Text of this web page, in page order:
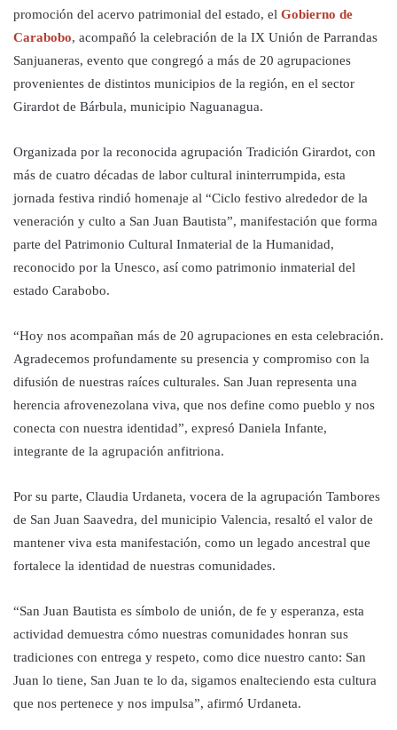
promoción del acervo patrimonial del estado, el Gobierno de
Carabobo, acompañó la celebración de la IX Unión de Parrandas
Sanjuaneras, evento que congregó a más de 20 agrupaciones
provenientes de distintos municipios de la región, en el sector
Girardot de Bárbula, municipio Naguanagua.
Organizada por la reconocida agrupación Tradición Girardot, con
más de cuatro décadas de labor cultural ininterrumpida, esta
jornada festiva rindió homenaje al “Ciclo festivo alrededor de la
veneración y culto a San Juan Bautista”, manifestación que forma
parte del Patrimonio Cultural Inmaterial de la Humanidad,
reconocido por la Unesco, así como patrimonio inmaterial del
estado Carabobo.
“Hoy nos acompañan más de 20 agrupaciones en esta celebración.
Agradecemos profundamente su presencia y compromiso con la
difusión de nuestras raíces culturales. San Juan representa una
herencia afrovenezolana viva, que nos define como pueblo y nos
conecta con nuestra identidad”, expresó Daniela Infante,
integrante de la agrupación anfitriona.
Por su parte, Claudia Urdaneta, vocera de la agrupación Tambores
de San Juan Saavedra, del municipio Valencia, resaltó el valor de
mantener viva esta manifestación, como un legado ancestral que
fortalece la identidad de nuestras comunidades.
“San Juan Bautista es símbolo de unión, de fe y esperanza, esta
actividad demuestra cómo nuestras comunidades honran sus
tradiciones con entrega y respeto, como dice nuestro canto: San
Juan lo tiene, San Juan te lo da, sigamos enalteciendo esta cultura
que nos pertenece y nos impulsa”, afirmó Urdaneta.